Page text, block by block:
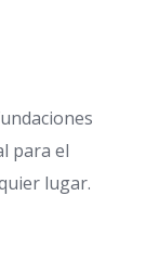
para el
lugar.